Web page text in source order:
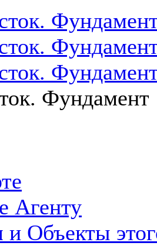
Фундамент
Агенту
и Объекты